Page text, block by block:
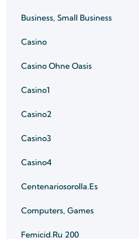
Business, Small Business
Casino
Casino Ohne Oasis
Casino1
Casino2
Casino3
Casino4
Centenariosorolla.es
Computers, Games
Femicid.ru 200